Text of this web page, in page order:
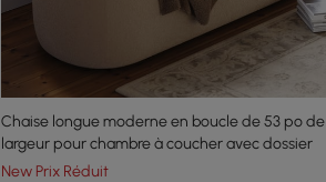
Chaise longue moderne en boucle de 53 po de
largeur pour chambre à coucher avec dossier
New Prix Réduit